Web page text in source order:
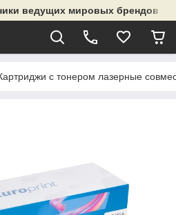
ведущих мировых брендов и
с тонером лазерные